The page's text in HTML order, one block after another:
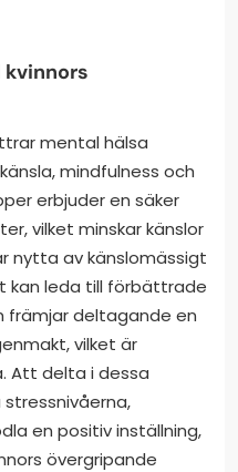
mental hälsa
mindfulness och
erbjuder en säker
vilket minskar känslor
nytta av känslomässigt
kan leda till förbättrade
främjar deltagande en
vilket är
Att delta i dessa
en positiv inställning,
övergripande